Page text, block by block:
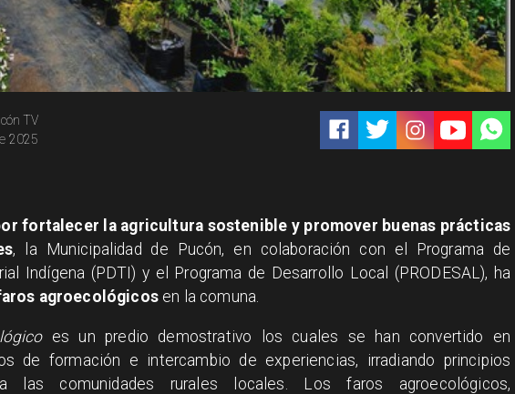
TV
2025
fortalecer la agricultura sostenible y promover buenas prácticas
, la Municipalidad de Pucón, en colaboración con el Programa de
Indígena (PDTI) y el Programa de Desarrollo Local (PRODESAL), ha
agroecológicosen la comuna.
es un predio demostrativo los cuales se han convertido en
de formación e intercambio de experiencias, irradiando principios
las comunidades rurales locales. Los faros agroecológicos,